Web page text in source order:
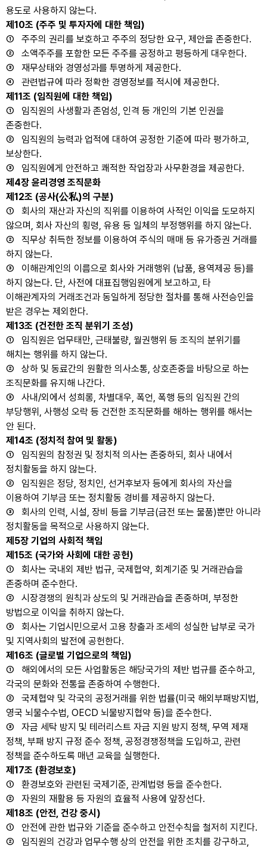
용도로 사용하지 않는다.
제10조 (주주 및 투자자에 대한 책임)
① 주주의 권리를 보호하고 주주의 정당한 요구, 제안을 존중한다.
② 소액주주를 포함한 모든 주주를 공정하고 평등하게 대우한다.
③ 재무상태와 경영성과를 투명하게 제공한다.
④ 관련법규에 따라 정확한 경영정보를 적시에 제공한다.
제11조 (임직원에 대한 책임)
① 임직원의 사생활과 존엄성, 인격 등 개인의 기본 인권을
존중한다.
② 임직원의 능력과 업적에 대하여 공정한 기준에 따라 평가하고,
보상한다.
③ 임직원에게 안전하고 쾌적한 작업장과 사무환경을 제공한다.
제4장 윤리경영 조직문화
제12조 (공사(公私)의 구분)
① 회사의 재산과 자신의 직위를 이용하여 사적인 이익을 도모하지
않으며, 회사 자산의 횡령, 유용 등 일체의 부정행위를 하지 않는다.
② 직무상 취득한 정보를 이용하여 주식의 매매 등 유가증권 거래를
하지 않는다.
③ 이해관계인의 이름으로 회사와 거래행위 (납품, 용역제공 등)를
하지 않는다. 단, 사전에 대표집행임원에게 보고하고, 타
이해관계자의 거래조건과 동일하게 정당한 절차를 통해 사전승인을
받은 경우는 제외한다.
제13조 (건전한 조직 분위기 조성)
① 임직원은 업무태만, 근태불량, 월권행위 등 조직의 분위기를
해치는 행위를 하지 않는다.
② 상하 및 동료간의 원활한 의사소통, 상호존중을 바탕으로 하는
조직문화를 유지해 나간다.
③ 사내/외에서 성희롱, 차별대우, 폭언, 폭행 등의 임직원 간의
부당행위, 사행성 오락 등 건전한 조직문화를 해하는 행위를 해서는
안 된다.
제14조 (정치적 참여 및 활동)
① 임직원의 참정권 및 정치적 의사는 존중하되, 회사 내에서
정치활동을 하지 않는다.
② 임직원은 정당, 정치인, 선거후보자 등에게 회사의 자산을
이용하여 기부금 또는 정치활동 경비를 제공하지 않는다.
③ 회사의 인력, 시설, 장비 등을 기부금(금전 또는 물품)뿐만 아니라
정치활동을 목적으로 사용하지 않는다.
제5장 기업의 사회적 책임
제15조 (국가와 사회에 대한 공헌)
① 회사는 국내외 제반 법규, 국제협약, 회계기준 및 거래관습을
존중하며 준수한다.
② 시장경쟁의 원칙과 상도의 및 거래관습을 존중하며, 부정한
방법으로 이익을 취하지 않는다.
③ 회사는 기업시민으로서 고용 창출과 조세의 성실한 납부로 국가
및 지역사회의 발전에 공헌한다.
제16조 (글로벌 기업으로의 책임)
① 해외에서의 모든 사업활동은 해당국가의 제반 법규를 준수하고,
각국의 문화와 전통을 존중하여 수행한다.
② 국제협약 및 각국의 공정거래를 위한 법률(미국 해외부패방지법,
영국 뇌물수수법, OECD 뇌물방지협약 등)을 준수한다.
③ 자금 세탁 방지 및 테러리스트 자금 지원 방지 정책, 무역 제재
정책, 부패 방지 규정 준수 정책, 공정경쟁정책을 도입하고, 관련
정책을 준수하도록 매년 교육을 실행한다.
제17조 (환경보호)
① 환경보호와 관련된 국제기준, 관계법령 등을 준수한다.
② 자원의 재활용 등 자원의 효율적 사용에 앞장선다.
제18조 (안전, 건강 중시)
① 안전에 관한 법규와 기준을 준수하고 안전수칙을 철저히 지킨다.
② 임직원의 건강과 업무수행 상의 안전을 위한 조치를 강구하고,